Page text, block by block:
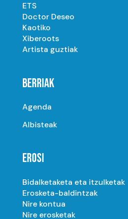
ETS
Doctor Deseo
Kaotiko
Xiberoots
Artista guztiak
BERRIAK
Agenda
Albisteak
EROSI
Bidalketaketa eta itzulketak
Erosketa-baldintzak
Nire kontua
Nire erosketak